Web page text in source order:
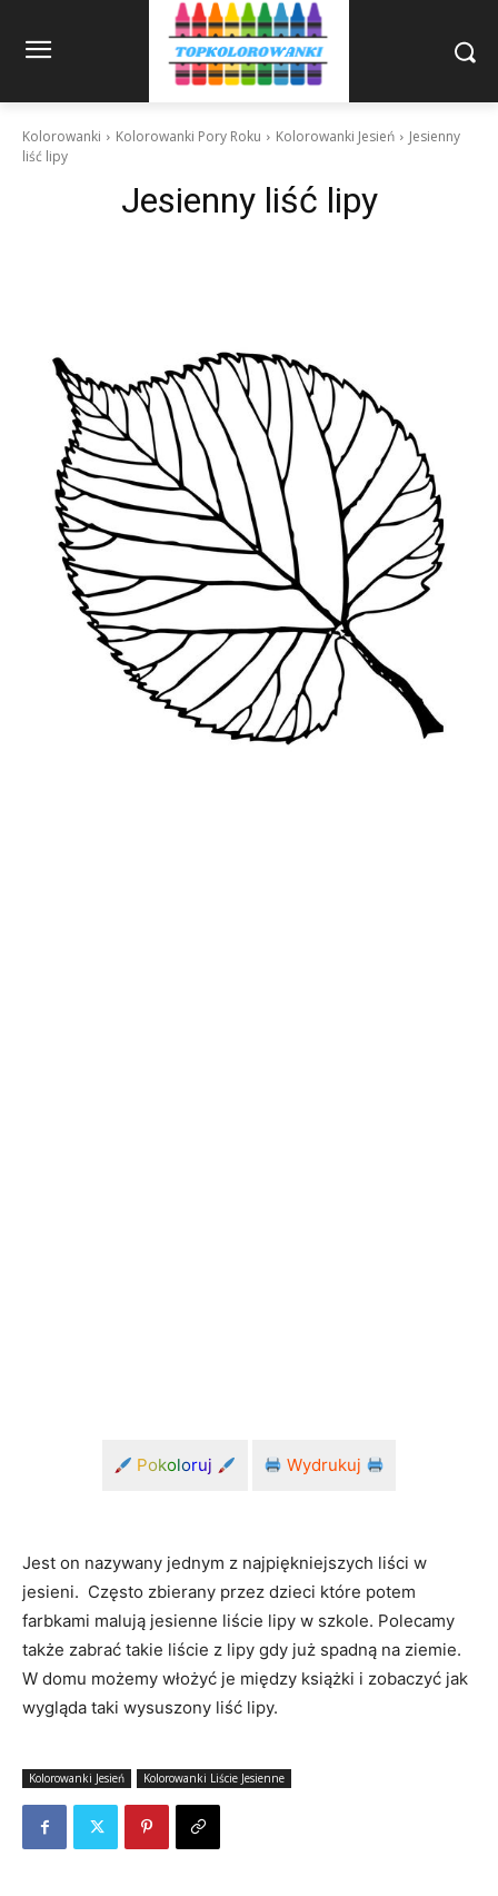
Kolorowanki Kolorowanki Pory Roku Kolorowanki Jesień
Jesienny
liść lipy
Jesienny liść lipy
Pokoloruj Wydrukuj
Jest on nazywany jednym z najpiękniejszych liści w
jesieni. Często zbierany przez dzieci które potem
farbkami malują jesienne liście lipy w szkole. Polecamy
także zabrać takie liście z lipy gdy już spadną na ziemie.
W domu możemy włożyć je między książki i zobaczyć jak
wygląda taki wysuszony liść lipy.
Kolorowanki Jesień Kolorowanki Liście Jesienne